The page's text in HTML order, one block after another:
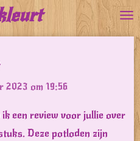
2023 om 19:56
ik een review voor jullie over
Deze potloden zijn